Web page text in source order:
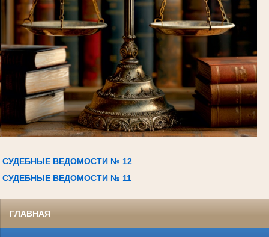
СУДЕБНЫЕ ВЕДОМОСТИ № 12
СУДЕБНЫЕ ВЕДОМОСТИ № 11
ГЛАВНАЯ